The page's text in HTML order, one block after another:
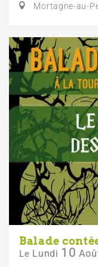
Mortagne-au-
Balade
Le Lundi 10